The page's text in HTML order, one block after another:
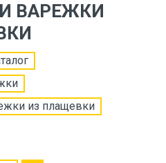
ВАРЕЖКИ
из плащевки